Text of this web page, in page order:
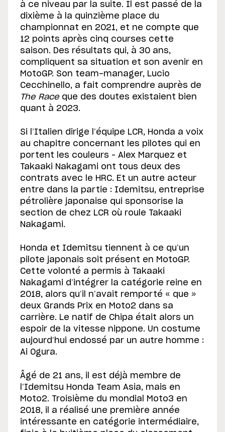
à ce niveau par la suite. Il est passé de la
dixième à la quinzième place du
championnat en 2021, et ne compte que
12 points après cinq courses cette
saison. Des résultats qui, à 30 ans,
compliquent sa situation et son avenir en
MotoGP. Son team-manager, Lucio
Cecchinello, a fait comprendre auprès de
The Raceque des doutes existaient bien
quant à 2023.
Si l’Italien dirige l’équipe LCR, Honda a voix
au chapitre concernant les pilotes qui en
portent les couleurs – Alex Marquez et
Takaaki Nakagami ont tous deux des
contrats avec le HRC. Et un autre acteur
entre dans la partie : Idemitsu, entreprise
pétrolière japonaise qui sponsorise la
section de chez LCR où roule Takaaki
Nakagami.
Honda et Idemitsu tiennent à ce qu’un
pilote japonais soit présent en MotoGP.
Cette volonté a permis à Takaaki
Nakagami d’intégrer la catégorie reine en
2018, alors qu’il n’avait remporté « que »
deux Grands Prix en Moto2 dans sa
carrière. Le natif de Chipa était alors un
espoir de la vitesse nippone. Un costume
aujourd’hui endossé par un autre homme :
Ai Ogura.
Âgé de 21 ans, il est déjà membre de
l’Idemitsu Honda Team Asia, mais en
Moto2. Troisième du mondial Moto3 en
2018, il a réalisé une première année
intéressante en catégorie intermédiaire,